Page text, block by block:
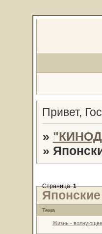
Привет,
»
»
Страница:1
Тема
Жизнь -